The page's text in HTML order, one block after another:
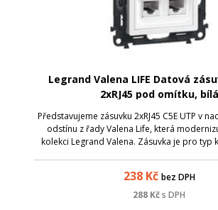
Legrand Valena LIFE Datová
2xRJ45 pod omítku, bílá
Představujeme zásuvku 2xRJ45 C5E UTP v
odstínu z řady Valena Life, která
kolekci Legrand Valena. Zásuvka je pro typ
238Kč bez DPH
288 Kčs DPH